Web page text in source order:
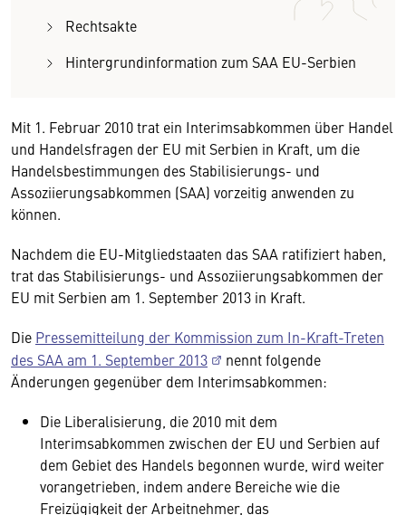
Rechtsakte
Hintergrundinformation zum SAA EU-Serbien
Mit 1. Februar 2010 trat ein Interimsabkommen über Handel
und Handelsfragen der EU mit Serbien in Kraft, um die
Handelsbestimmungen des Stabilisierungs- und
Assoziierungsabkommen (SAA) vorzeitig anwenden zu
können.
Nachdem die EU-Mitgliedstaaten das SAA ratifiziert haben,
trat das Stabilisierungs- und Assoziierungsabkommen der
EU mit Serbien am 1. September 2013 in Kraft.
Die Pressemitteilung der Kommission zum In-Kraft-Treten
des SAA am 1. September 2013
nennt folgende
Änderungen gegenüber dem Interimsabkommen:
Die Liberalisierung, die 2010 mit dem
Interimsabkommen zwischen der EU und Serbien auf
dem Gebiet des Handels begonnen wurde, wird weiter
vorangetrieben, indem andere Bereiche wie die
Freizügigkeit der Arbeitnehmer, das